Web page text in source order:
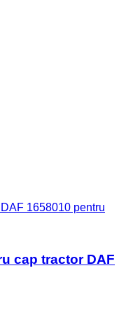
1658010 pentru
cap tractor DAF